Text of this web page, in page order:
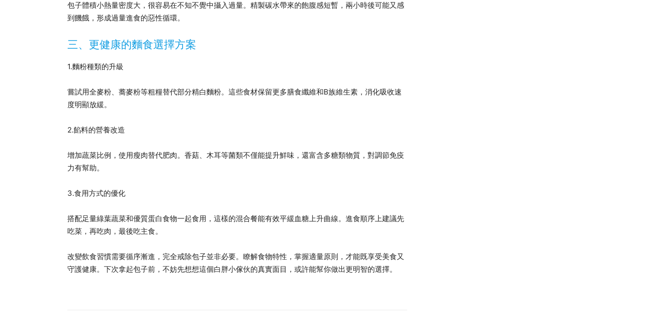
包子體積小熱量密度大，很容易在不知不覺中攝入過量。精製碳水帶來的飽腹感短暫，兩小時後可能又感
到饑餓，形成過量進食的惡性循環。
三、更健康的麵食選擇方案
1.麵粉種類的升級
嘗試用全麥粉、蕎麥粉等粗糧替代部分精白麵粉。這些食材保留更多膳食纖維和B族維生素，消化吸收速
度明顯放緩。
2.餡料的營養改造
增加蔬菜比例，使用瘦肉替代肥肉。香菇、木耳等菌類不僅能提升鮮味，還富含多糖類物質，對調節免疫
力有幫助。
3.食用方式的優化
搭配足量綠葉蔬菜和優質蛋白食物一起食用，這樣的混合餐能有效平緩血糖上升曲線。進食順序上建議先
吃菜，再吃肉，最後吃主食。
改變飲食習慣需要循序漸進，完全戒除包子並非必要。瞭解食物特性，掌握適量原則，才能既享受美食又
守護健康。下次拿起包子前，不妨先想想這個白胖小傢伙的真實面目，或許能幫你做出更明智的選擇。